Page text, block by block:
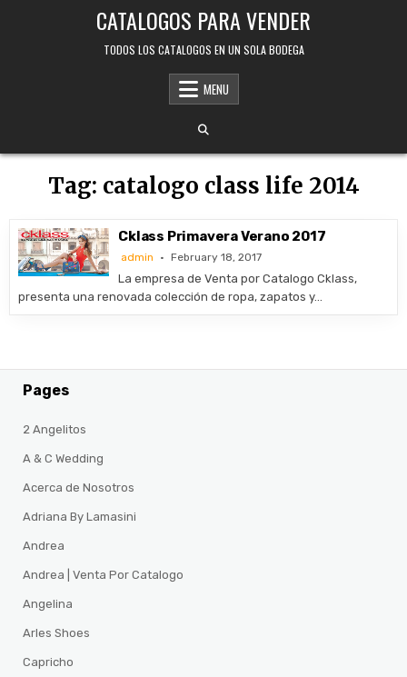
CATALOGOS PARA VENDER
TODOS LOS CATALOGOS EN UN SOLA BODEGA
MENU
Tag: catalogo class life 2014
Cklass Primavera Verano 2017
admin February 18, 2017
La empresa de Venta por Catalogo Cklass,
presenta una renovada colección de ropa, zapatos y…
Pages
2 Angelitos
A & C Wedding
Acerca de Nosotros
Adriana By Lamasini
Andrea
Andrea | Venta Por Catalogo
Angelina
Arles Shoes
Capricho